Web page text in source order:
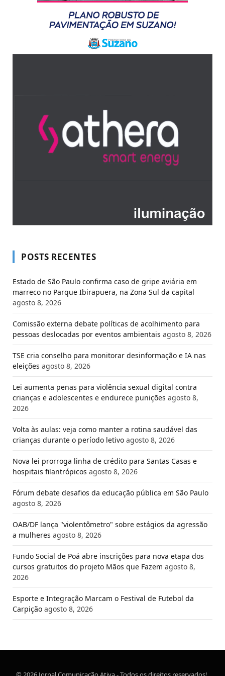
POSTS RECENTES
Estado de São Paulo confirma caso de gripe aviária em
marreco no Parque Ibirapuera, na Zona Sul da capital
agosto 8, 2026
Comissão externa debate políticas de acolhimento para
pessoas deslocadas por eventos ambientais agosto 8, 2026
TSE cria conselho para monitorar desinformação e IA nas
eleições agosto 8, 2026
Lei aumenta penas para violência sexual digital contra
crianças e adolescentes e endurece punições agosto 8,
2026
Volta às aulas: veja como manter a rotina saudável das
crianças durante o período letivo agosto 8, 2026
Nova lei prorroga linha de crédito para Santas Casas e
hospitais filantrópicos agosto 8, 2026
Fórum debate desafios da educação pública em São Paulo
agosto 8, 2026
OAB/DF lança "violentômetro" sobre estágios da agressão
a mulheres agosto 8, 2026
Fundo Social de Poá abre inscrições para nova etapa dos
cursos gratuitos do projeto Mãos que Fazem agosto 8,
2026
Esporte e Integração Marcam o Festival de Futebol da
Carpição agosto 8, 2026